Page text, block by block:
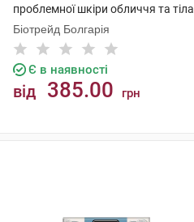
проблемної шкіри обличчя та тіла
100 г 1 шт
Біотрейд Болгарія
Є в наявності
від 385.00 грн